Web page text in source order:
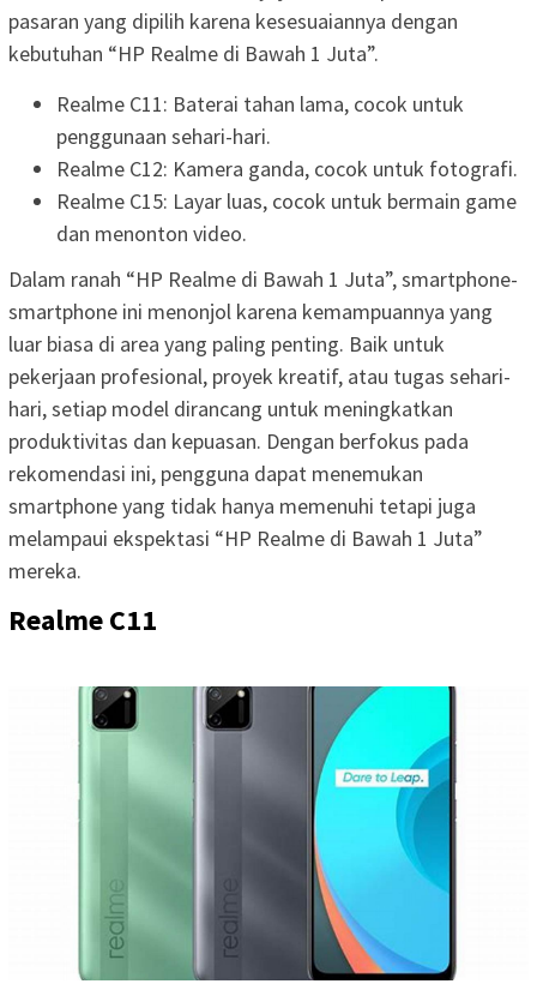
pasaran yang dipilih karena kesesuaiannya dengan
kebutuhan “HP Realme di Bawah 1 Juta”.
Realme C11: Baterai tahan lama, cocok untuk
penggunaan sehari-hari.
Realme C12: Kamera ganda, cocok untuk fotografi.
Realme C15: Layar luas, cocok untuk bermain game
dan menonton video.
Dalam ranah “HP Realme di Bawah 1 Juta”, smartphone-
smartphone ini menonjol karena kemampuannya yang
luar biasa di area yang paling penting. Baik untuk
pekerjaan profesional, proyek kreatif, atau tugas sehari-
hari, setiap model dirancang untuk meningkatkan
produktivitas dan kepuasan. Dengan berfokus pada
rekomendasi ini, pengguna dapat menemukan
smartphone yang tidak hanya memenuhi tetapi juga
melampaui ekspektasi “HP Realme di Bawah 1 Juta”
mereka.
Realme C11